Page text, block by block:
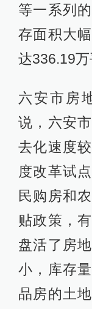
等一系列
存面积大
达336.19万
六安市房
说，六安
去化速度
度改革试
民购房和
贴政策，
盘活了房
小，库存
品房的土